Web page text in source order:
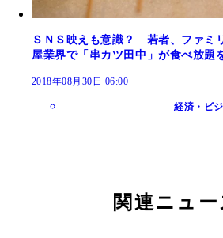
ＳＮＳ映えも意識？ 若者、ファミ
屋業界で「串カツ田中」が食べ放題
2018年08月30日 06:00
経済・ビ
関連ニュー